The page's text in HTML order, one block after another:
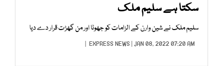
سکتا ہے سلیم ملک
سلیم ملک نے شین وارن کے الزامات کو جھوٹا اور من گھڑت قرار دے دیا
EXPRESS NEWS| JAN 08, 2022 07:20 AM |